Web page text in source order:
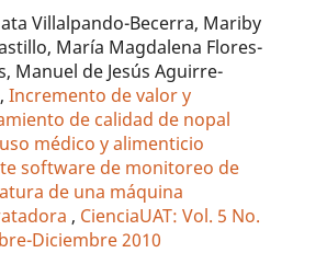
Villalpando-Becerra, Mariby
María Magdalena Flores-
Manuel de Jesús Aguirre-
Incremento de valor y
de calidad de nopal
médico y alimenticio
software de monitoreo de
de una máquina
, CienciaUAT: Vol. 5 No.
Diciembre 2010